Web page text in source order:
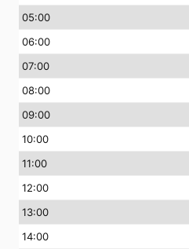
05:00
06:00
07:00
08:00
09:00
10:00
11:00
12:00
13:00
14:00